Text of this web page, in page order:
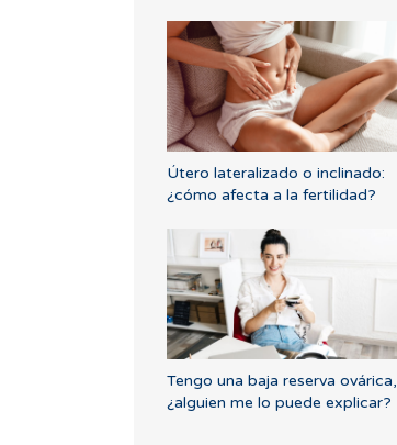
Útero lateralizado o inclinado:
¿cómo afecta a la fertilidad?
Tengo una baja reserva ovárica,
¿alguien me lo puede explicar?